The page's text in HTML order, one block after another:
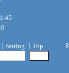
Setting Top